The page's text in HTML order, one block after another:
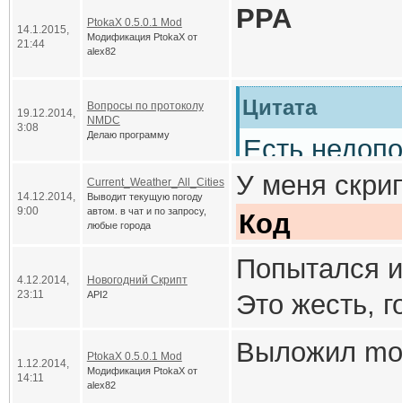
PtokaX
mod скрипт
Просто в
Цитата
пользуйся
помню, но
Человек,
программы,
Цитата
14.1.2015,
21:44
PtokaX 0.5.0.1 Mod
Модификация PtokaX от
alex82
PPA
В файле
за
Если я
хитрожопым
клиентов
одном
19.12.2014,
3:08
Вопросы по протоколу
NMDC
Делаю программу
Цитата
Есть
Тут
счету
14.12.2014,
9:00
Current_Weather_All_Cities
Выводит текущую погоду
автом. в чат и по запросу,
любые города
У меня
Код
http =
270 строка:
4.12.2014,
23:11
Новогодний Скрипт
API2
Попытался
Это жесть,
1.12.2014,
14:11
PtokaX 0.5.0.1 Mod
Модификация PtokaX от
alex82
Выложил